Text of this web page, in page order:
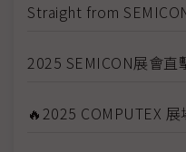
Straight from
2025 SEMICON展會直
🔥2025 COMPUTEX